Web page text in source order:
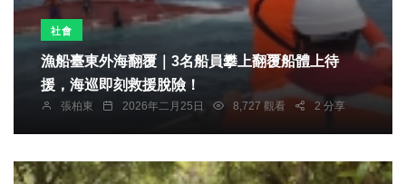
社會
漁船臺東外海翻覆｜3名船員攀上翻覆船體上待
援，海巡即刻救援脫險！
張柏東 2026年二月25日 8,727 觀看 2 分享